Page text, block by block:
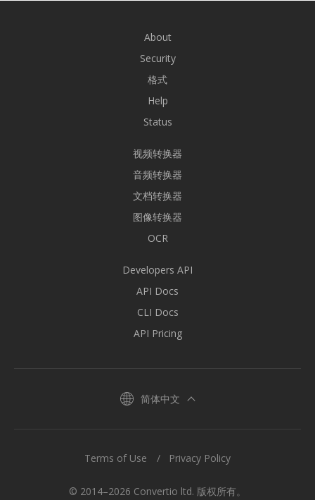
About
Security
格式
Help
Status
视频转换器
音频转换器
文档转换器
图像转换器
OCR
Developers API
API Docs
CLI Docs
API Pricing
简体中文
© 2014–2026 Convertio ltd. 版权所有。
Terms of Use Privacy Policy